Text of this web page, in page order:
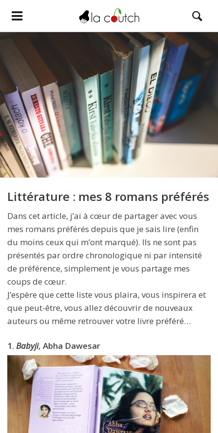
Littérature : mes 8 romans préférés
Dans cet article, j’ai à cœur de partager avec vous
mes romans préférés depuis que je sais lire (enfin
du moins ceux qui m’ont marqué). Ils ne sont pas
présentés par ordre chronologique ni par intensité
de préférence, simplement je vous partage mes
coups de cœur.
J’espère que cette liste vous plaira, vous inspirera et
que peut-être, vous allez découvrir de nouveaux
auteurs ou même retrouver votre livre préféré…
1. Babyji, Abha Dawesar